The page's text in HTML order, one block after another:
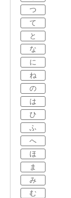
つ
て
と
な
に
ね
の
は
ひ
ふ
へ
ほ
ま
み
む